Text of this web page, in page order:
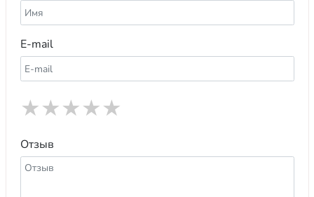
E-mail
★
★
★
★
★
Отзыв